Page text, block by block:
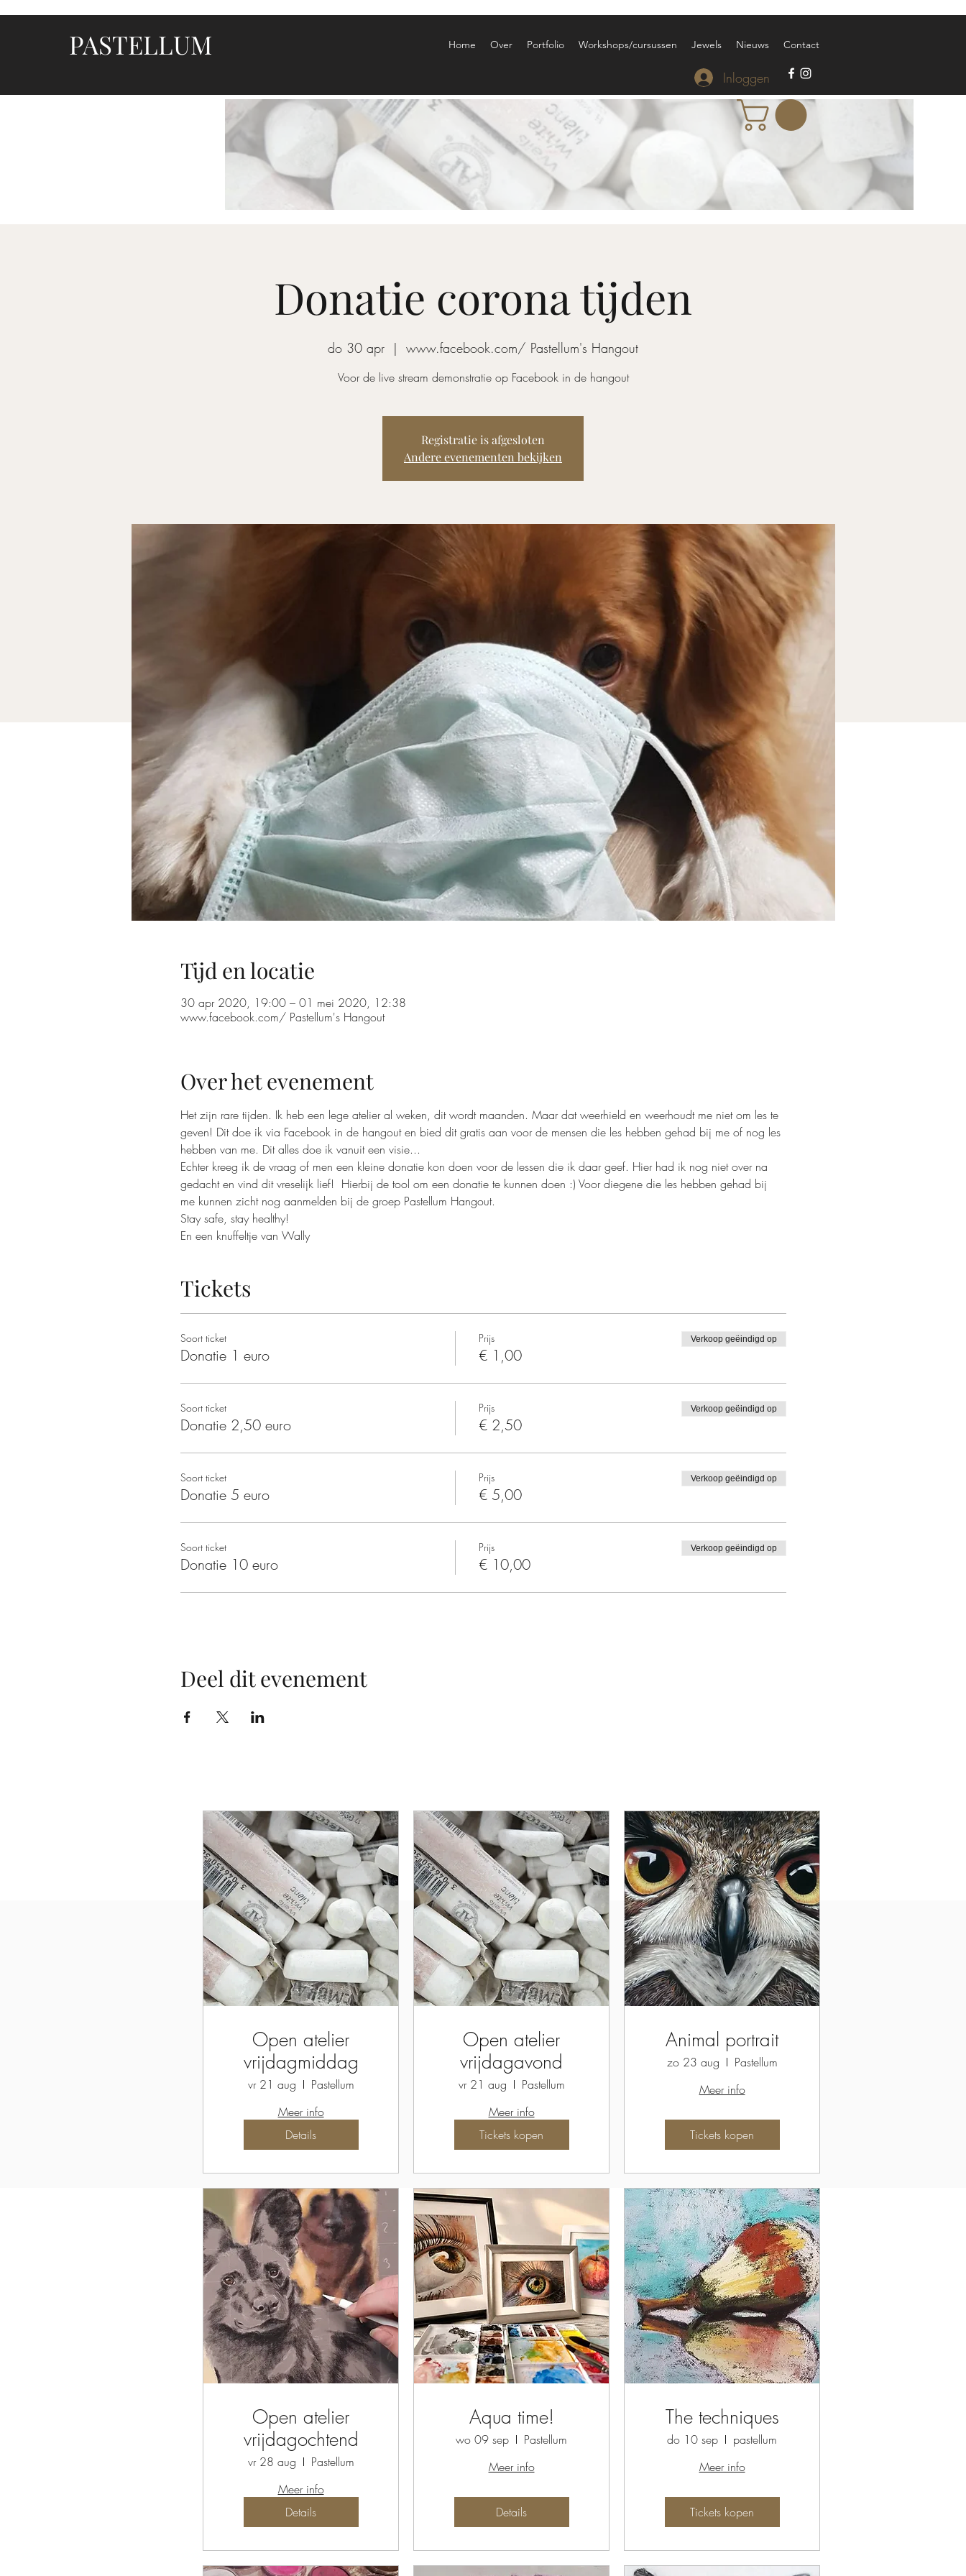
PASTELLUM Home Over Portfolio Workshops/cursussen Jewels Nieuws Contact
Inloggen
Let's draw and paint
Donatie corona tijden
do 30 apr
  |
www.facebook.com/ Pastellum's Hangout
Voor de live stream demonstratie op Facebook in de hangout
Registratie is afgesloten
Andere evenementen bekijken
Tijd en locatie
30 apr 2020, 19:00 – 01 mei 2020, 12:38
www.facebook.com/ Pastellum's Hangout
Over het evenement
Het zijn rare tijden. Ik heb een lege atelier al weken, dit wordt maanden. Maar dat weerhield en weerhoudt me niet om les te
geven! Dit doe ik via Facebook in de hangout en bied dit gratis aan voor de mensen die les hebben gehad bij me of nog les
hebben van me. Dit alles doe ik vanuit een visie...
Echter kreeg ik de vraag of men een kleine donatie kon doen voor de lessen die ik daar geef. Hier had ik nog niet over na
gedacht en vind dit vreselijk lief!  Hierbij de tool om een donatie te kunnen doen :) Voor diegene die les hebben gehad bij
me kunnen zicht nog aanmelden bij de groep Pastellum Hangout.
Stay safe, stay healthy!
En een knuffeltje van Wally
Tickets
Soort ticket
Donatie 1 euro
Prijs
€ 1,00
Verkoop geëindigd op
Soort ticket
Donatie 2,50 euro
Prijs
€ 2,50
Verkoop geëindigd op
Soort ticket
Donatie 5 euro
Prijs
€ 5,00
Verkoop geëindigd op
Soort ticket
Donatie 10 euro
Prijs
€ 10,00
Verkoop geëindigd op
Deel dit evenement
Open atelier
vrijdagmiddag
vr 21 aug
Pastellum
Meer info
Details
Open atelier
vrijdagavond
vr 21 aug
Pastellum
Meer info
Tickets kopen
Animal portrait
zo 23 aug
Pastellum
Meer info
Tickets kopen
Open atelier
vrijdagochtend
vr 28 aug
Pastellum
Meer info
Details
Aqua time!
wo 09 sep
Pastellum
Meer info
Details
The techniques
do 10 sep
pastellum
Meer info
Tickets kopen